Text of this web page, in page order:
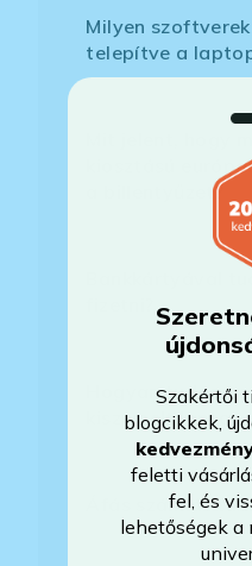
Milyen
telepítve a
kiosztású
a billentyűzet?
Bankkártyával
Hogyan tudom
kiszemelt
Áfás számlát
Szakértői
blogcikkek,
feletti
fel, és
lehetőségek a